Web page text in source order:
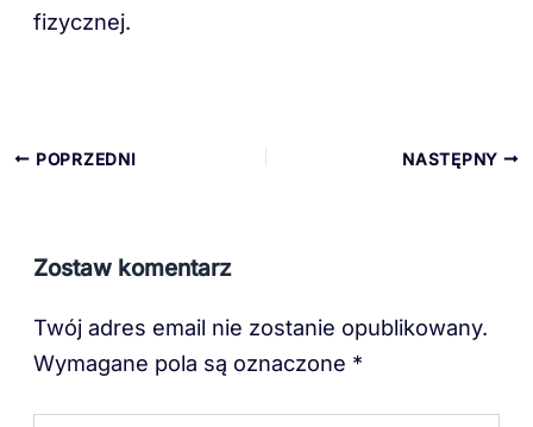
fizycznej.
POPRZEDNI NASTĘPNY
Zostaw komentarz
Twój adres email nie zostanie opublikowany.
Wymagane pola są oznaczone *